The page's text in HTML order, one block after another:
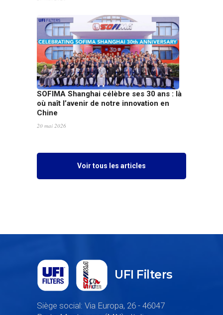
SOFIMA Shanghai célèbre ses 30 ans : là
où naît l’avenir de notre innovation en
Chine
20 mai 2026
Voir tous les articles
UFI Filters
Siège social: Via Europa, 26 - 46047